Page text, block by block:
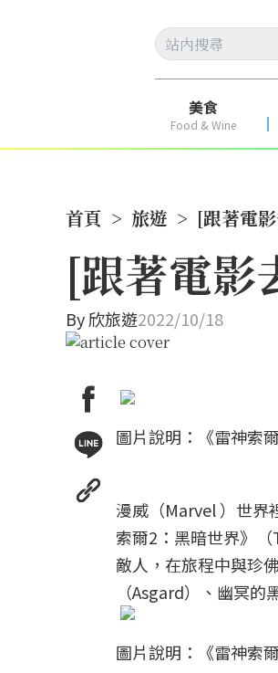
美食
Food & Wine
首頁 > 旅遊 > [跟著電
[跟著電影
By欣旅遊2022/10/18
圖片說明：《雷神索
漫威（Marvel ）世界
索爾2：黑暗世界》
敵人，在旅程中與珍
（Asgard）、幽冥
圖片說明：《雷神索